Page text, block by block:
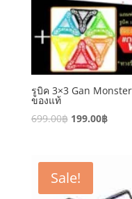
รูบิค 3×3 Gan
ของแท้
699.00฿ 199.00฿
Sale!